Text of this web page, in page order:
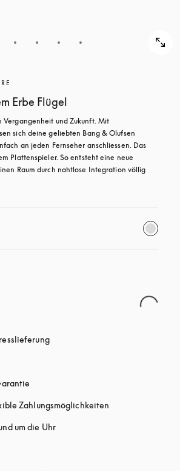
Erbe Flügel
Vergangenheit und Zukunft. Mit
sich deine geliebten Bang & Olufsen
an jeden Fernseher anschliessen. Das
Plattenspieler. So entsteht eine neue
Raum durch nahtlose Integration völlig
öffnet sich in einem neuen Tab
Zahlungsmöglichkeiten
um die Uhröffnet sich in einem neuen Tab